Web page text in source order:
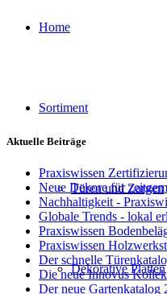
Home
Sortiment
Türen und Zargen
Dekorative Platten
Aktuelle Beiträge
Praxiswissen
Neue Dekore für
Nachhaltigkeit -
Globale Trends - lokal
Praxiswissen
Praxiswissen
Der schnelle
Die neue Innovus
Der neue Gartenkatalog